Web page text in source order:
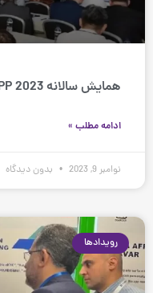
همایش سالانه SGPP 2023 نمایندگان رسمی سوپریما
ادامه مطلب »
نوامبر 9, 2023 بدون دیدگاه
رویدادها